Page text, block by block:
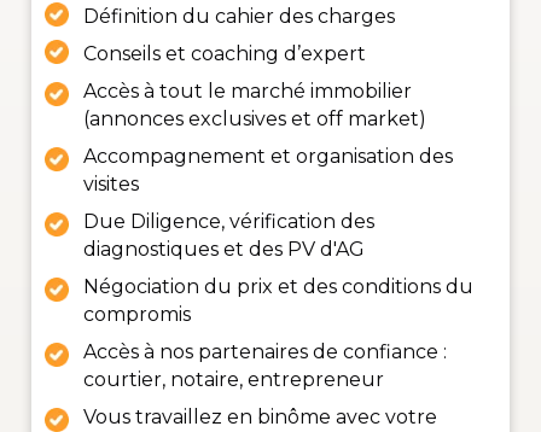
Définition du cahier des charges
Conseils et coaching d’expert
Accès à tout le marché immobilier
(annonces exclusives et off market)
Accompagnement et organisation des
visites
Due Diligence, vérification des
diagnostiques et des PV d'AG
Négociation du prix et des conditions du
compromis
Accès à nos partenaires de confiance :
courtier, notaire, entrepreneur
Vous travaillez en binôme avec votre